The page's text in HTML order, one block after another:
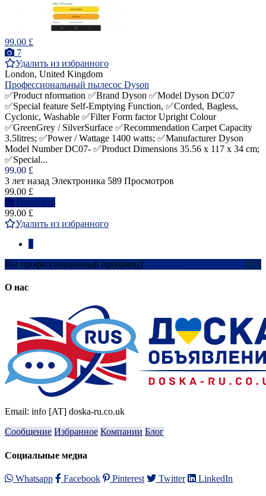
99.00 £
7
Удалить из избранного
London, United Kingdom
Профессиональный пылесос Dyson
✅Product nformation ✅Brand‎ Dyson ✅Model Dyson DC07
✅Special feature‎ Self-Emptying Function, ✅Corded, Bagless,
Cyclonic, Washable ✅Filter Form factor Upright Colour‎
✅GreenGrey / SilverSurface ✅Recommendation‎ Carpet Capacity‎
3.5litres; ✅Power / Wattage‎ 1400 watts; ✅Manufacturer‎ Dyson
Model Number‎ DC07- ✅Product Dimensions‎ 35.56 x 117 x 34 cm;
✅Special...
99.00 £
3 лет назад Электроника 589 Просмотров
99.00 £
Написать
99.00 £
Удалить из избранного
Вы профессиональный продавец?
О нас
Email: info [AT] doska-ru.co.uk
Сообщение Избранное Компании Блог
Социальные медиа
Whatsapp Facebook Pinterest Twitter LinkedIn